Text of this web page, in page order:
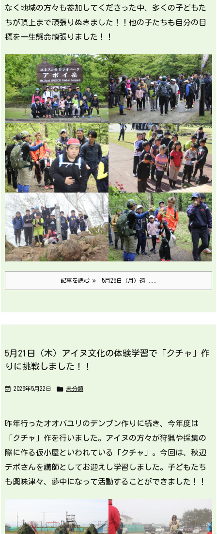
なく地域の方々も参加してくださった中、多くの子どもた
ちが頂上まで頑張りぬきました！！他の子たちも自分の目
標を一生懸命頑張りました！！
記事を読む 5月25日（月）遠 ...
5月21日（木）アイヌ文化の体験学習で「クチャ」作
りに挑戦しました！！
 2026年5月22日  未分類
昨年行ったオオバユリのデンプン作りに続き、今年度は
「クチャ」作を行いました。アイヌの方々が狩猟や採集の
際に作る仮小屋といわれている「クチャ」。今回は、秋辺
デボさんを講師としてお迎えし学習しました。子どもたち
も興味津々、夢中になって活動することができました！！